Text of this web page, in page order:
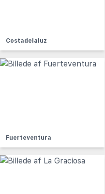
Costadelaluz
Fuerteventura